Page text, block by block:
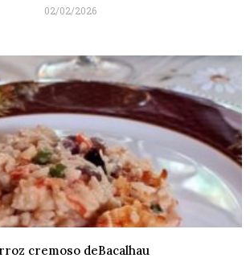
02/02/2026
cremoso deBacalhau